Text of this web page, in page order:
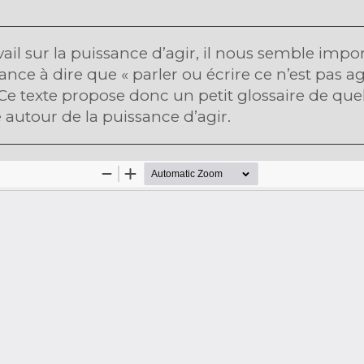
sur la puissance d’agir, il nous semble
à dire que « parler ou écrire ce n’est pas
texte propose donc un petit glossaire de
de la puissance d’agir.